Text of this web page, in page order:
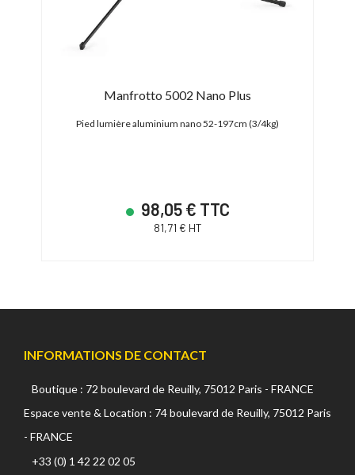
Manfrotto 5002 Nano Plus
Pied lumière aluminium nano 52-197cm (3/4kg)
98,05 € TTC
81,71 € HT
INFORMATIONS DE CONTACT
Boutique : 72 boulevard de Reuilly, 75012 Paris - FRANCE
Espace vente & Location : 74 boulevard de Reuilly, 75012 Paris
- FRANCE
+33 (0) 1 42 22 02 05